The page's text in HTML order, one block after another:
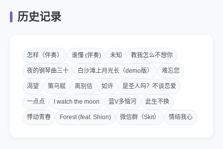
制作出品 : 大华文化 Sinomedia
何时才恋爱 ou momo
历史记录
怎样（伴奏） 谁懂 (伴奏) 未知 教我怎么不想你
夜的钢琴曲三十 白沙滩上月光长（demo版） 难忘您
渴望 策马赋 离别信 如许 是圣人吗？不谈恋爱
一点点 I watch the moon 蓝V多恼河 此生不换
悸动青春 Forest (feat. Shion) 微信群（Skit） 情结我心